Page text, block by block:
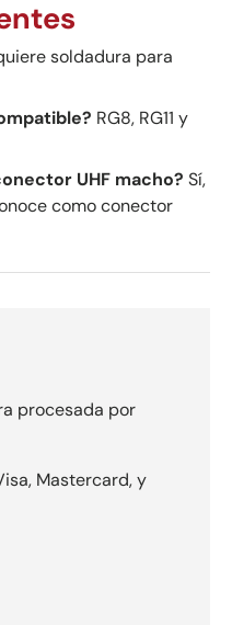
soldadura para
RG8, RG11 y
UHF macho? Sí,
como conector
procesada por
Mastercard, y